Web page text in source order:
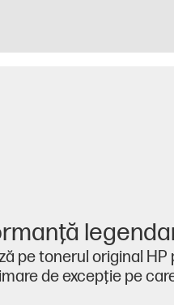
pe tonerul original
de excepţie pe